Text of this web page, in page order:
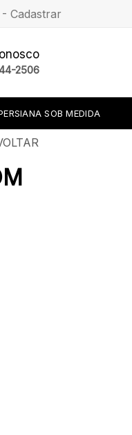
Cadastrar
2506
SOB MEDIDA